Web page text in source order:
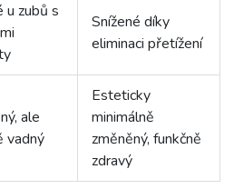
u zubů s
Snížené díky
eliminaci přetížení
ale
vadný
Esteticky
minimálně
změněný, funkčně
zdravý